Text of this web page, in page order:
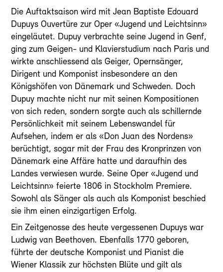
Die Auftaktsaison wird mit Jean Baptiste Edouard
Dupuys Ouvertüre zur Oper «Jugend und Leichtsinn»
eingeläutet. Dupuy verbrachte seine Jugend in Genf,
ging zum Geigen- und Klavierstudium nach Paris und
wirkte anschliessend als Geiger, Opernsänger,
Dirigent und Komponist insbesondere an den
Königshöfen von Dänemark und Schweden. Doch
Dupuy machte nicht nur mit seinen Kompositionen
von sich reden, sondern sorgte auch als schillernde
Persönlichkeit mit seinem Lebenswandel für
Aufsehen, indem er als «Don Juan des Nordens»
berüchtigt, sogar mit der Frau des Kronprinzen von
Dänemark eine Affäre hatte und daraufhin des
Landes verwiesen wurde. Seine Oper «Jugend und
Leichtsinn» feierte 1806 in Stockholm Premiere.
Sowohl als Sänger als auch als Komponist beschied
sie ihm einen einzigartigen Erfolg.
Ein Zeitgenosse des heute vergessenen Dupuys war
Ludwig van Beethoven. Ebenfalls 1770 geboren,
führte der deutsche Komponist und Pianist die
Wiener Klassik zur höchsten Blüte und gilt als